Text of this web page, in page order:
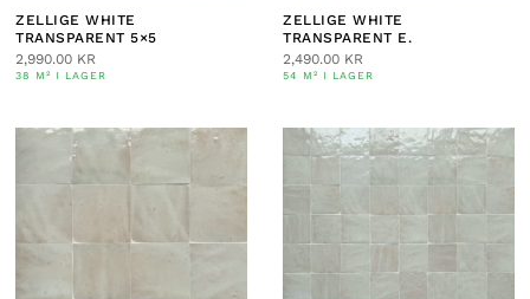
ZELLIGE WHITE
TRANSPARENT 5×5
2,990.00 KR
38 M² I LAGER
ZELLIGE WHITE
TRANSPARENT E.
2,490.00 KR
54 M² I LAGER